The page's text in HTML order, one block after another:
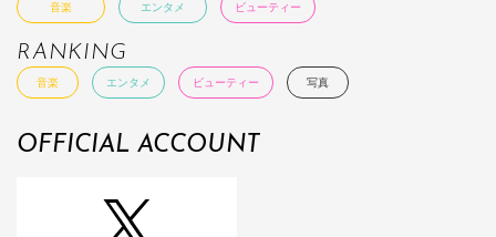
音楽 エンタメ ビューティー
RANKING
音楽 エンタメ ビューティー 写真
OFFICIAL ACCOUNT